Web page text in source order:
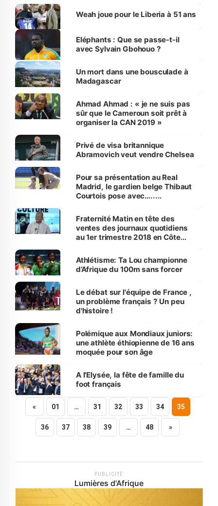
Weah joue pour le Liberia à 51 ans
Eléphants : Que se passe-t-il
avec Sylvain Gbohouo ?
Un mort dans une bousculade à
Madagascar
Ahmad Ahmad : « je ne suis pas
sûr que le Cameroun soit prêt à
organiser la CAN 2019 »
Privé de visa britannique
Abramovich veut vendre Chelsea
Pour sa présentation au Real
Madrid, le gardien belge Thibaut
Courtois pose avec….....
Fraternité Matin en tête des
ventes des journaux quotidiens
au 1er trimestre 2018 en Côte
Athlétisme: Ta Lou championne
d’Afrique du 100m sans forcer
Le débat sur l'équipe de France ,
un problème français ? Un peu
d'histoire !
Polémique aux Mondiaux juniors:
une athlète éthiopienne de 16 ans
moquée pour son âge
A l'Elysée, la fête de famille du
foot français
« 01 … 31 32 33 34 35
36 37 38 39 … 48 »
PUBLICITÉ
Lumières d'Afrique